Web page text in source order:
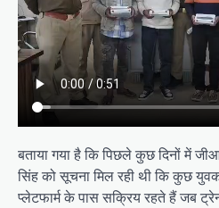
बताया गया है कि पिछले कुछ दिनों में
सिंह को सूचना मिल रही थी कि कुछ
प्लेटफार्म के पास सक्रिय रहते हैं जब ट्रेन